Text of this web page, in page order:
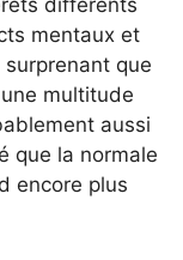
différents
mentaux et
surprenant que
multitude
aussi
que la normale
encore plus